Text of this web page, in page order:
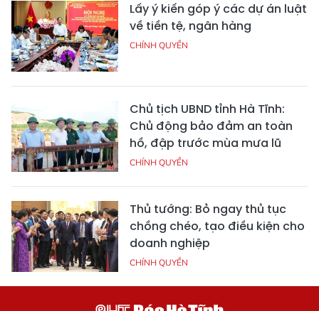
Lấy ý kiến góp ý các dự án luật
về tiền tệ, ngân hàng
CHÍNH QUYỀN
Chủ tịch UBND tỉnh Hà Tĩnh:
Chủ động bảo đảm an toàn
hồ, đập trước mùa mưa lũ
CHÍNH QUYỀN
Thủ tướng: Bỏ ngay thủ tục
chồng chéo, tạo điều kiện cho
doanh nghiệp
CHÍNH QUYỀN